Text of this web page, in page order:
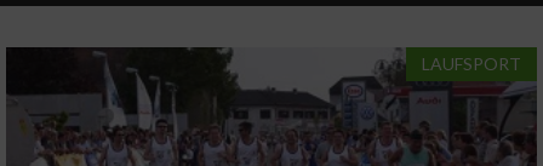
LAUFSPORT